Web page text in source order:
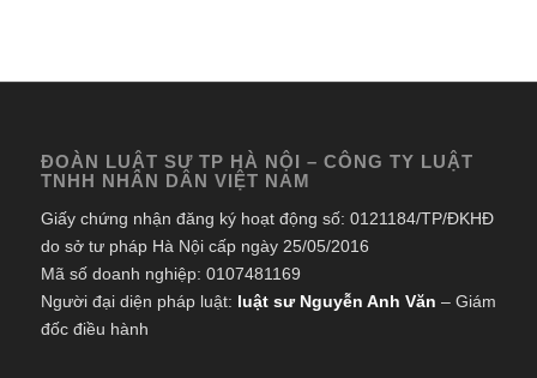
ĐOÀN LUẬT SƯ TP HÀ NỘI – CÔNG TY LUẬT
TNHH NHÂN DÂN VIỆT NAM
Giấy chứng nhận đăng ký hoạt động số: 0121184/TP/ĐKHĐ
do sở tư pháp Hà Nội cấp ngày 25/05/2016
Mã số doanh nghiệp: 0107481169
Người đại diện pháp luật: luật sư Nguyễn Anh Văn – Giám
đốc điều hành